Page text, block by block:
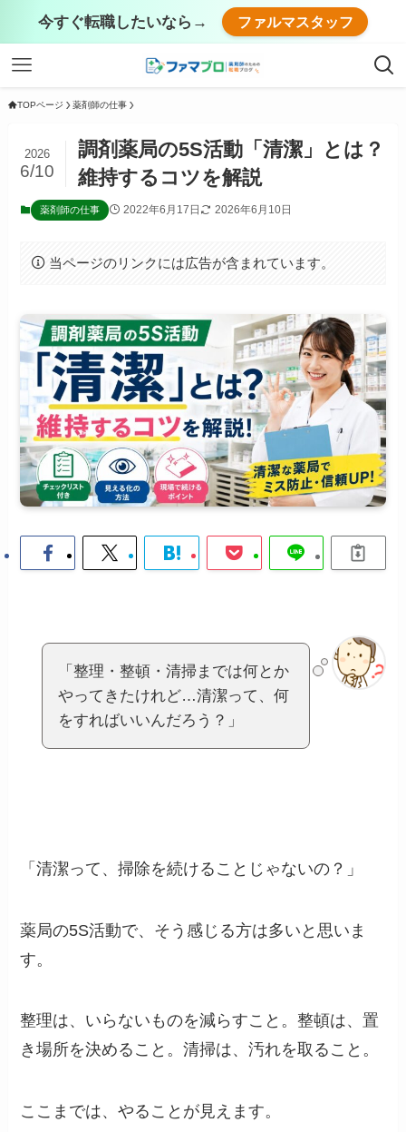
今すぐ転職したいなら→ ファルマスタッフ
TOPページ 薬剤師の仕事
調剤薬局の5S活動「清潔」とは？
維持するコツを解説
2026
6/10
薬剤師の仕事 2022年6月17日 2026年6月10日
当ページのリンクには広告が含まれています。
「整理・整頓・清掃までは何とか
やってきたけれど…清潔って、何
をすればいいんだろう？」
「清潔って、掃除を続けることじゃないの？」
薬局の5S活動で、そう感じる方は多いと思いま
す。
整理は、いらないものを減らすこと。整頓は、置
き場所を決めること。清掃は、汚れを取ること。
ここまでは、やることが見えます。